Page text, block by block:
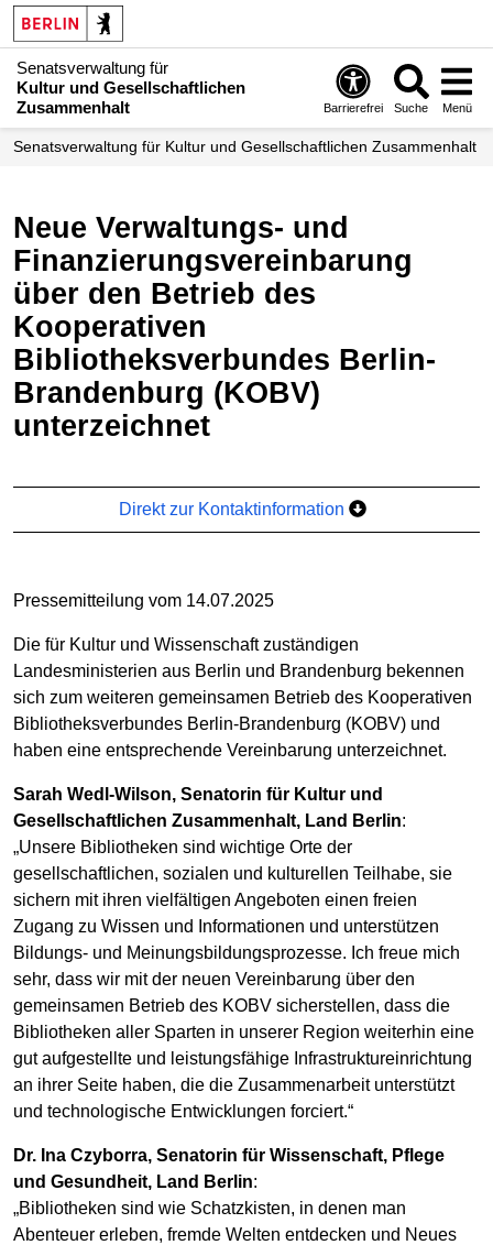
Senatsverwaltung für
Kultur und Gesellschaftlichen
Zusammenhalt
Barrierefrei Suche Menü
Senatsverwaltung für Kultur und Gesellschaftlichen Zusammenhalt
Neue Verwaltungs- und
Finanzierungsvereinbarung
über den Betrieb des
Kooperativen
Bibliotheksverbundes Berlin-
Brandenburg (KOBV)
unterzeichnet
Direkt zur Kontaktinformation
Pressemitteilung vom 14.07.2025
Die für Kultur und Wissenschaft zuständigen
Landesministerien aus Berlin und Brandenburg bekennen
sich zum weiteren gemeinsamen Betrieb des Kooperativen
Bibliotheksverbundes Berlin-Brandenburg (KOBV) und
haben eine entsprechende Vereinbarung unterzeichnet.
Sarah Wedl-Wilson, Senatorin für Kultur und
Gesellschaftlichen Zusammenhalt, Land Berlin:
„Unsere Bibliotheken sind wichtige Orte der
gesellschaftlichen, sozialen und kulturellen Teilhabe, sie
sichern mit ihren vielfältigen Angeboten einen freien
Zugang zu Wissen und Informationen und unterstützen
Bildungs- und Meinungsbildungsprozesse. Ich freue mich
sehr, dass wir mit der neuen Vereinbarung über den
gemeinsamen Betrieb des KOBV sicherstellen, dass die
Bibliotheken aller Sparten in unserer Region weiterhin eine
gut aufgestellte und leistungsfähige Infrastruktureinrichtung
an ihrer Seite haben, die die Zusammenarbeit unterstützt
und technologische Entwicklungen forciert.“
Dr. Ina Czyborra, Senatorin für Wissenschaft, Pflege
und Gesundheit, Land Berlin:
„Bibliotheken sind wie Schatzkisten, in denen man
Abenteuer erleben, fremde Welten entdecken und Neues